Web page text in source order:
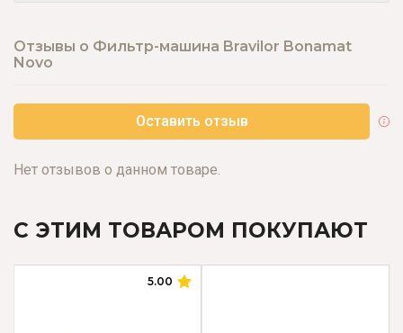
Отзывы о Фильтр-машина Bravilor Bonamat
Novo
Оставить отзыв
Нет отзывов о данном товаре.
С ЭТИМ ТОВАРОМ ПОКУПАЮТ
5.00